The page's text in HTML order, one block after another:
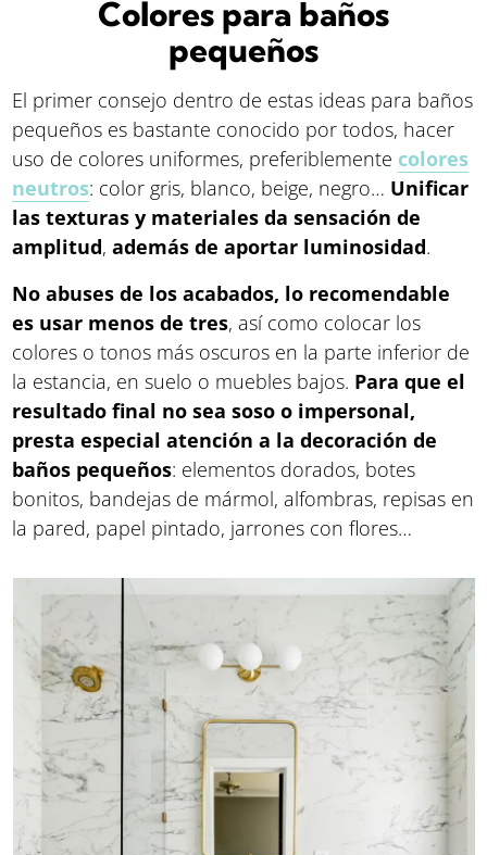
Colores para baños
pequeños
El primer consejo dentro de estas ideas para baños
pequeños es bastante conocido por todos, hacer
uso de colores uniformes, preferiblemente colores
neutros: color gris, blanco, beige, negro… Unificar
las texturas y materiales da sensación de
amplitud,además de aportar luminosidad.
No abuses de los acabados, lo recomendable
es usar menos de tres, así como colocar los
colores o tonos más oscuros en la parte inferior de
la estancia, en suelo o muebles bajos. Para que el
resultado final no sea soso o impersonal,
presta especial atención a la decoración de
baños pequeños: elementos dorados, botes
bonitos, bandejas de mármol, alfombras, repisas en
la pared, papel pintado, jarrones con flores…